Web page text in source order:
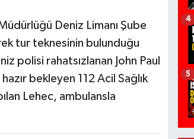
Deniz Limanı Şube
tur teknesinin bulunduğu
polisi rahatsızlanan John Paul
bekleyen 112 Acil Sağlık
Lehec, ambulansla
4
5